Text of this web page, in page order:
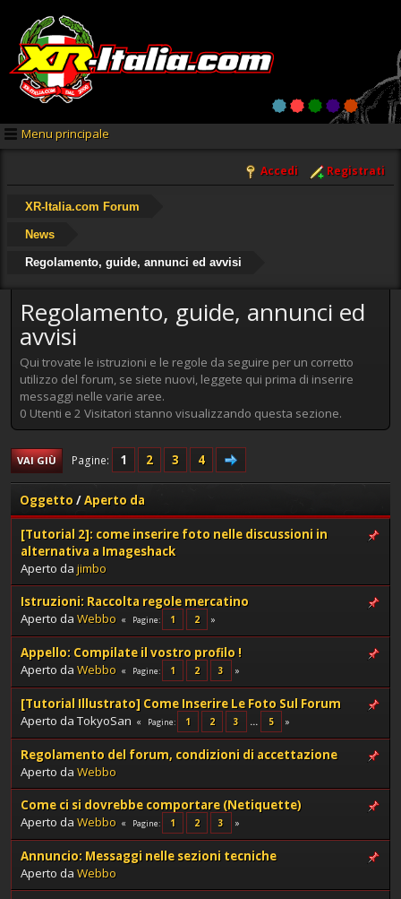
Menu principale
Accedi Registrati
XR-Italia.com Forum
News
Regolamento, guide, annunci ed avvisi
Regolamento, guide, annunci ed
avvisi
Qui trovate le istruzioni e le regole da seguire per un corretto
utilizzo del forum, se siete nuovi, leggete qui prima di inserire
messaggi nelle varie aree.
0 Utenti e 2 Visitatori stanno visualizzando questa sezione.
VAI GIÙ Pagine 1 2 3 4
Oggetto/Aperto da
[Tutorial 2]: come inserire foto nelle discussioni in
alternativa a Imageshack
Aperto da jimbo
Istruzioni: Raccolta regole mercatino
Aperto da Webbo Pagine 1 2
Appello: Compilate il vostro profilo !
Aperto da Webbo Pagine 1 2 3
[Tutorial Illustrato] Come Inserire Le Foto Sul Forum
Aperto da TokyoSan
Pagine 1 2 3 ... 5
Regolamento del forum, condizioni di accettazione
Aperto da Webbo
Come ci si dovrebbe comportare (Netiquette)
Aperto da Webbo Pagine 1 2 3
Annuncio: Messaggi nelle sezioni tecniche
Aperto da Webbo